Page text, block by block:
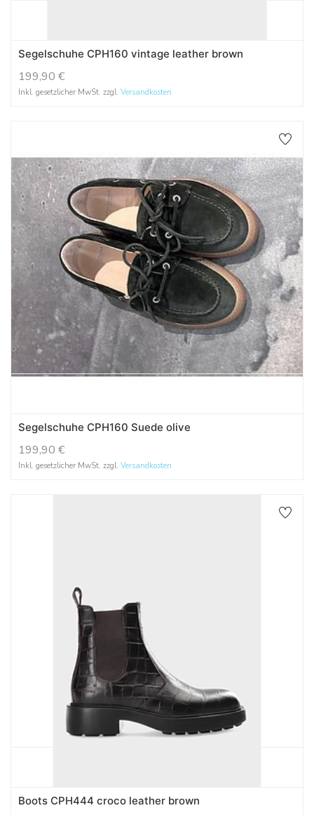
Segelschuhe CPH160 vintage leather brown
199,90 €
Inkl. gesetzlicher MwSt. zzgl. Versandkosten
Segelschuhe CPH160 Suede olive
199,90 €
Inkl. gesetzlicher MwSt. zzgl. Versandkosten
Boots CPH444 croco leather brown